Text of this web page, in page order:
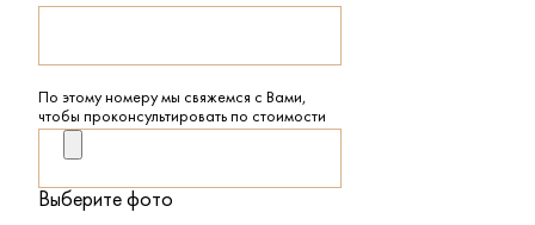
По этому номеру мы свяжемся с Вами,
чтобы проконсультировать по стоимости
Выберите фото